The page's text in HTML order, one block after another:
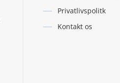
Privatlivspolitk
Kontakt os